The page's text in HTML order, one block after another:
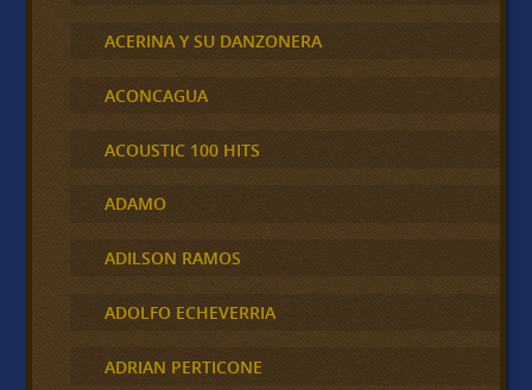
ACERINA Y SU DANZONERA
ACONCAGUA
ACOUSTIC 100 HITS
ADAMO
ADILSON RAMOS
ADOLFO ECHEVERRIA
ADRIAN PERTICONE